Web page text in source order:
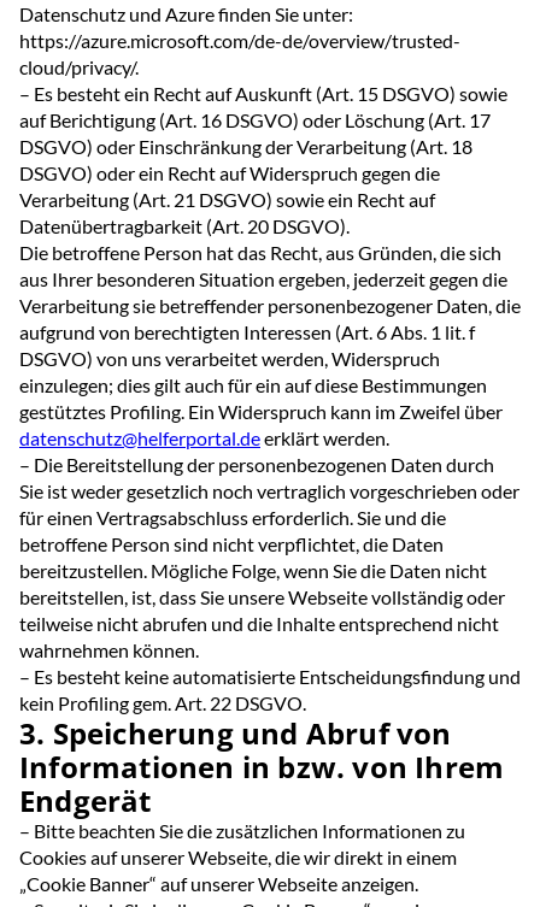
Datenschutz und Azure finden Sie unter:
https://azure.microsoft.com/de-de/overview/trusted-
cloud/privacy/.
– Es besteht ein Recht auf Auskunft (Art. 15 DSGVO) sowie
auf Berichtigung (Art. 16 DSGVO) oder Löschung (Art. 17
DSGVO) oder Einschränkung der Verarbeitung (Art. 18
DSGVO) oder ein Recht auf Widerspruch gegen die
Verarbeitung (Art. 21 DSGVO) sowie ein Recht auf
Datenübertragbarkeit (Art. 20 DSGVO).
Die betroffene Person hat das Recht, aus Gründen, die sich
aus Ihrer besonderen Situation ergeben, jederzeit gegen die
Verarbeitung sie betreffender personenbezogener Daten, die
aufgrund von berechtigten Interessen (Art. 6 Abs. 1 lit. f
DSGVO) von uns verarbeitet werden, Widerspruch
einzulegen; dies gilt auch für ein auf diese Bestimmungen
gestütztes Profiling. Ein Widerspruch kann im Zweifel über
datenschutz@helferportal.deerklärt werden.
– Die Bereitstellung der personenbezogenen Daten durch
Sie ist weder gesetzlich noch vertraglich vorgeschrieben oder
für einen Vertragsabschluss erforderlich. Sie und die
betroffene Person sind nicht verpflichtet, die Daten
bereitzustellen. Mögliche Folge, wenn Sie die Daten nicht
bereitstellen, ist, dass Sie unsere Webseite vollständig oder
teilweise nicht abrufen und die Inhalte entsprechend nicht
wahrnehmen können.
– Es besteht keine automatisierte Entscheidungsfindung und
kein Profiling gem. Art. 22 DSGVO.
3. Speicherung und Abruf von
Informationen in bzw. von Ihrem
Endgerät
– Bitte beachten Sie die zusätzlichen Informationen zu
Cookies auf unserer Webseite, die wir direkt in einem
„Cookie Banner“ auf unserer Webseite anzeigen.